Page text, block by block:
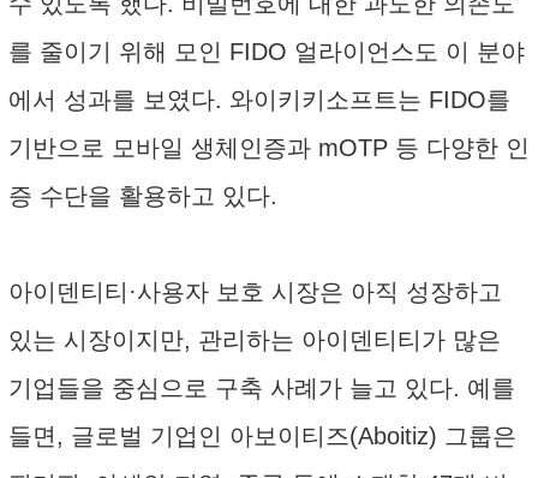
를 줄이기 위해 모인 FIDO 얼라이언스도 이 분야
에서 성과를 보였다. 와이키키소프트는 FIDO를
기반으로 모바일 생체인증과 mOTP 등 다양한 인
증 수단을 활용하고 있다.
아이덴티티·사용자 보호 시장은 아직 성장하고
있는 시장이지만, 관리하는 아이덴티티가 많은
기업들을 중심으로 구축 사례가 늘고 있다. 예를
들면, 글로벌 기업인 아보이티즈(Aboitiz) 그룹은